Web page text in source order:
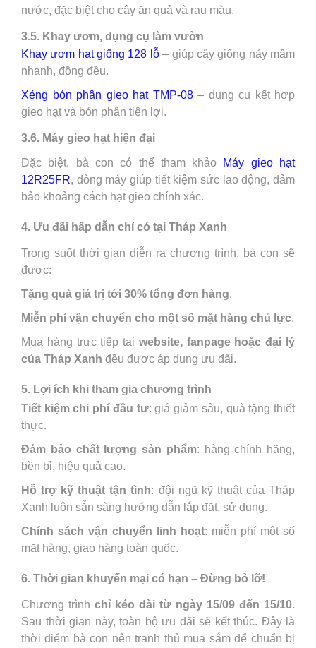
nước, đặc biệt cho cây ăn quả và rau màu.
3.5. Khay ươm, dụng cụ làm vườn
Khay ươm hạt giống 128 lỗ– giúp cây giống nảy mầm
nhanh, đồng đều.
Xẻng bón phân gieo hạt TMP-08– dụng cụ kết hợp
gieo hạt và bón phân tiện lợi.
3.6. Máy gieo hạt hiện đại
Đặc biệt, bà con có thể tham khảo Máy gieo hạt
12R25FR, dòng máy giúp tiết kiệm sức lao động, đảm
bảo khoảng cách hạt gieo chính xác.
4. Ưu đãi hấp dẫn chỉ có tại Tháp Xanh
Trong suốt thời gian diễn ra chương trình, bà con sẽ
được:
Tặng quà giá trị tới 30% tổng đơn hàng.
Miễn phí vận chuyển cho một số mặt hàng chủ lực.
Mua hàng trực tiếp tại website, fanpage hoặc đại lý
của Tháp Xanh đều được áp dụng ưu đãi.
5. Lợi ích khi tham gia chương trình
Tiết kiệm chi phí đầu tư: giá giảm sâu, quà tặng thiết
thực.
Đảm bảo chất lượng sản phẩm: hàng chính hãng,
bền bỉ, hiệu quả cao.
Hỗ trợ kỹ thuật tận tình: đội ngũ kỹ thuật của Tháp
Xanh luôn sẵn sàng hướng dẫn lắp đặt, sử dụng.
Chính sách vận chuyển linh hoạt: miễn phí một số
mặt hàng, giao hàng toàn quốc.
6. Thời gian khuyến mại có hạn – Đừng bỏ lỡ!
Chương trình chỉ kéo dài từ ngày 15/09 đến 15/10.
Sau thời gian này, toàn bộ ưu đãi sẽ kết thúc. Đây là
thời điểm bà con nên tranh thủ mua sắm để chuẩn bị